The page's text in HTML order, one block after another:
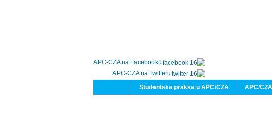
APC-CZA na Facebooku
APC-CZA na Twitteru
APC/
Studentska praksa u APC/CZA